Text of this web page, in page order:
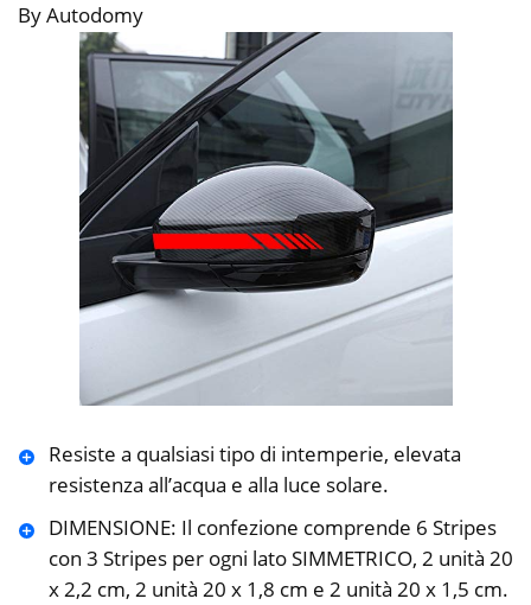
By Autodomy
Resiste a qualsiasi tipo di intemperie, elevata
resistenza all’acqua e alla luce solare.
DIMENSIONE: Il confezione comprende 6 Stripes
con 3 Stripes per ogni lato SIMMETRICO, 2 unità 20
x 2,2 cm, 2 unità 20 x 1,8 cm e 2 unità 20 x 1,5 cm.